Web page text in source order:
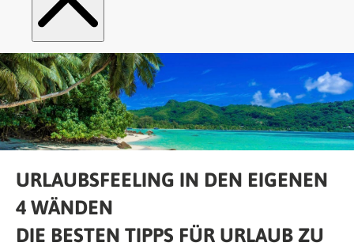
URLAUBSFEELING IN DEN EIGENEN
4 WÄNDEN
DIE BESTEN TIPPS FÜR URLAUB ZU